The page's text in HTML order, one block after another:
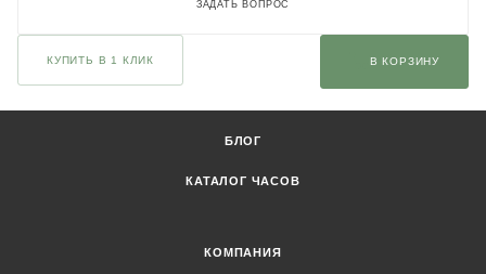
ЗАДАТЬ ВОПРОС
КУПИТЬ В 1 КЛИК В КОРЗИНУ
БЛОГ
КАТАЛОГ ЧАСОВ
КОМПАНИЯ